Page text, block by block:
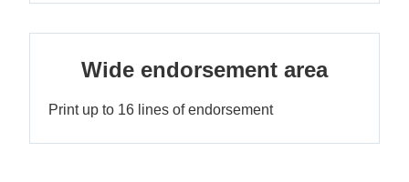
Wide endorsement area
Print up to 16 lines of endorsement